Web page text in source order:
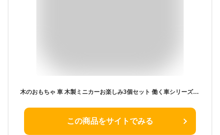
木のおもちゃ 車 木製ミニカーお楽しみ3個セット 働く車シリーズ 赤ちゃん 乗り物おもちゃ ミニカーセット パトカー 消防車 救急車 ミキサー車 ワゴン 天然木 木の車おもちゃ 10ヶ月 1歳 1歳半 2歳 3歳 男の子 誕生日プレゼント スプソリ すぷそり あす楽対象
この商品をサイトでみる